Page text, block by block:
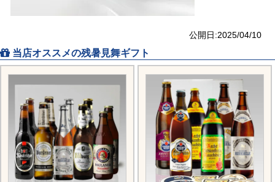
公開日:2025/04/10
当店オススメの残暑見舞ギフト